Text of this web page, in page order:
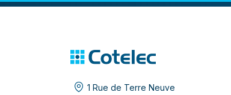
1 Rue de Terre Neuve